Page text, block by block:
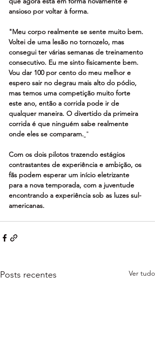
ansioso por voltar à forma.
"Meu corpo realmente se sente muito bem.
Voltei de uma lesão no tornozelo, mas
consegui ter várias semanas de treinamento
consecutivo. Eu me sinto fisicamente bem.
Vou dar 100 por cento do meu melhor e
espero sair no degrau mais alto do pódio,
mas temos uma competição muito forte
este ano, então a corrida pode ir de
qualquer maneira. O divertido da primeira
corrida é que ninguém sabe realmente
onde eles se comparam. "
Com os dois pilotos trazendo estágios
contrastantes de experiência e ambição, os
fãs podem esperar um início eletrizante
para a nova temporada, com a juventude
encontrando a experiência sob as luzes sul-
americanas.
Posts recentes Ver tudo